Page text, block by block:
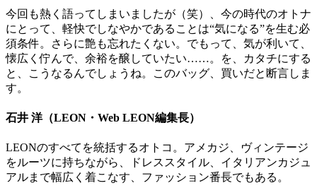
今回も熱く語ってしまいましたが（笑）、今の時代のオトナ
にとって、軽快でしなやかであることは“気になる”を生む必
須条件。さらに艶も忘れたくない。でもって、気が利いて、
懐広く佇んで、余裕を醸していたい……。を、カタチにする
と、こうなるんでしょうね。このバッグ、買いだと断言しま
す。
石井 洋（LEON・Web LEON編集長）
LEONのすべてを統括するオトコ。アメカジ、ヴィンテージ
をルーツに持ちながら、ドレススタイル、イタリアンカジュ
アルまで幅広く着こなす、ファッション番長でもある。